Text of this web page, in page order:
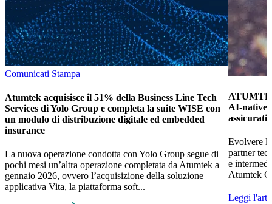
Comunicati Stampa
Atumtek acquisisce il 51% della Business Line Tech
Services di Yolo Group e completa la suite WISE con
un modulo di distribuzione digitale ed embedded
insurance
La nuova operazione condotta con Yolo Group segue di
pochi mesi un’altra operazione completata da Atumtek a
gennaio 2026, ovvero l’acquisizione della soluzione
applicativa Vita, la piattaforma soft...
AI-native
Evolvere
partner
e
Atumtek
Leggi